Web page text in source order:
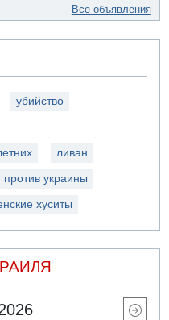
Все объявления
убийство
ливан
против украины
хуситы